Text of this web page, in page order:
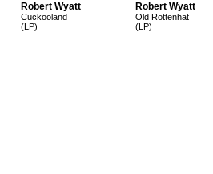
Robert Wyatt
Cuckooland
(LP)
Robert Wyatt
Old Rottenhat
(LP)